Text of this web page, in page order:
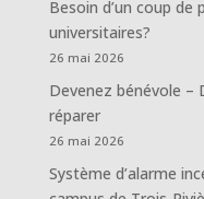
Besoin d’un coup
universitaires?
26 mai 2026
Devenez bénévole –
réparer
26 mai 2026
Système d’alarme